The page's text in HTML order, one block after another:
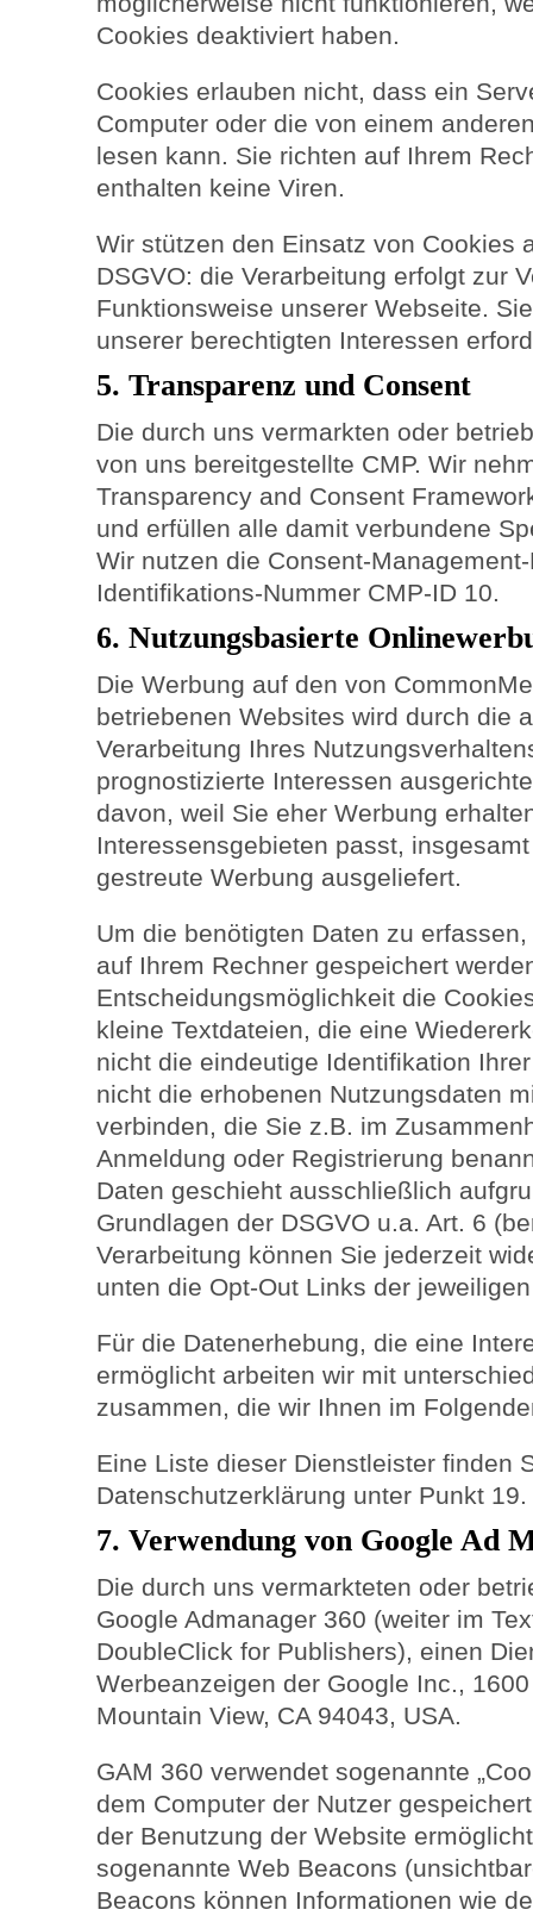
Cookies deaktiviert haben.
Cookies erlauben nicht, dass ein
Computer oder die von einem
lesen kann. Sie richten auf Ihrem
enthalten keine Viren.
Wir stützen den Einsatz von Cookies
DSGVO: die Verarbeitung erfolgt zur
Funktionsweise unserer Webseite.
unserer berechtigten Interessen
5. Transparenz und Consent
Die durch uns vermarkten oder
von uns bereitgestellte CMP. Wir
Transparency and Consent
und erfüllen alle damit verbundene
Wir nutzen die Consent-
Identifikations-Nummer CMP-ID 10.
6. Nutzungsbasierte
Die Werbung auf den von
betriebenen Websites wird durch die
Verarbeitung Ihres
prognostizierte Interessen
davon, weil Sie eher Werbung
Interessensgebieten passt,
gestreute Werbung ausgeliefert.
Um die benötigten Daten zu
auf Ihrem Rechner gespeichert
Entscheidungsmöglichkeit die
kleine Textdateien, die eine
nicht die eindeutige Identifikation
nicht die erhobenen Nutzungsdaten
verbinden, die Sie z.B. im
Anmeldung oder Registrierung
Daten geschieht ausschließlich
Grundlagen der DSGVO u.a. Art. 6
Verarbeitung können Sie jederzeit
unten die Opt-Out Links der
Für die Datenerhebung, die eine
ermöglicht arbeiten wir mit
zusammen, die wir Ihnen im
Eine Liste dieser Dienstleister finden
Datenschutzerklärung unter Punkt 19.
7. Verwendung von Google Ad
Die durch uns vermarkteten oder
Google Admanager 360 (weiter im
DoubleClick for Publishers), einen
Werbeanzeigen der Google Inc.,
Mountain View, CA 94043, USA.
GAM 360 verwendet sogenannte
dem Computer der Nutzer
der Benutzung der Website
sogenannte Web Beacons
Beacons können Informationen wie